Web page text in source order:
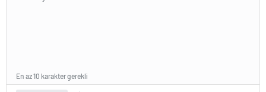
En az 10 karakter gerekli